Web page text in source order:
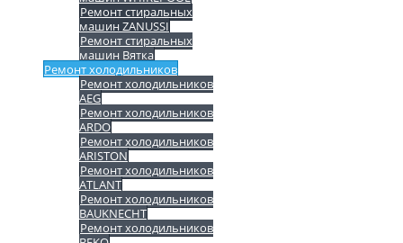
Ремонт стиральных
машин ZANUSSI
Ремонт стиральных
машин Вятка
Ремонт холодильников
Ремонт холодильников
AEG
Ремонт холодильников
ARDO
Ремонт холодильников
ARISTON
Ремонт холодильников
ATLANT
Ремонт холодильников
BAUKNECHT
Ремонт холодильников